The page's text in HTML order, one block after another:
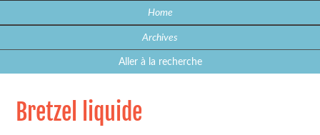
Home
Archives
Aller à la recherche
Bretzel liquide